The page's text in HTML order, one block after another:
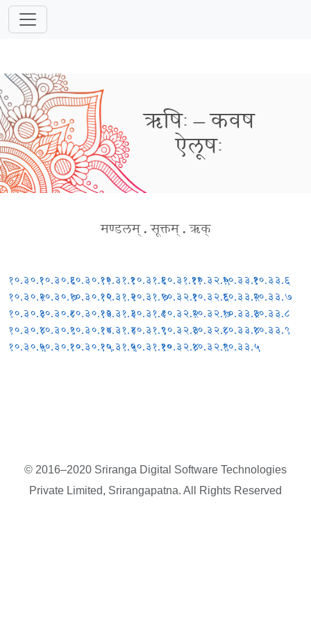
ऋषिः – कवष
ऐलूषः
मण्डलम् . सूक्तम् . ऋक्
१०.३०.१
१०.३०.२
१०.३०.३
१०.३०.४
१०.३०.५
१०.३०.६
१०.३०.७
१०.३०.८
१०.३०.९
१०.३०.१०
१०.३०.११
१०.३०.१२
१०.३०.१३
१०.३०.१४
१०.३०.१५
१०.३१.१
१०.३१.२
१०.३१.३
१०.३१.४
१०.३१.५
१०.३१.६
१०.३१.७
१०.३१.८
१०.३१.९
१०.३१.१०
१०.३१.११
१०.३२.१
१०.३२.२
१०.३२.३
१०.३२.४
१०.३२.५
१०.३२.६
१०.३२.७
१०.३२.८
१०.३२.९
१०.३३.१
१०.३३.२
१०.३३.३
१०.३३.४
१०.३३.५
१०.३३.६
१०.३३.७
१०.३३.८
१०.३३.९
© 2016–2020 Sriranga Digital Software Technologies
Private Limited, Srirangapatna. All Rights Reserved